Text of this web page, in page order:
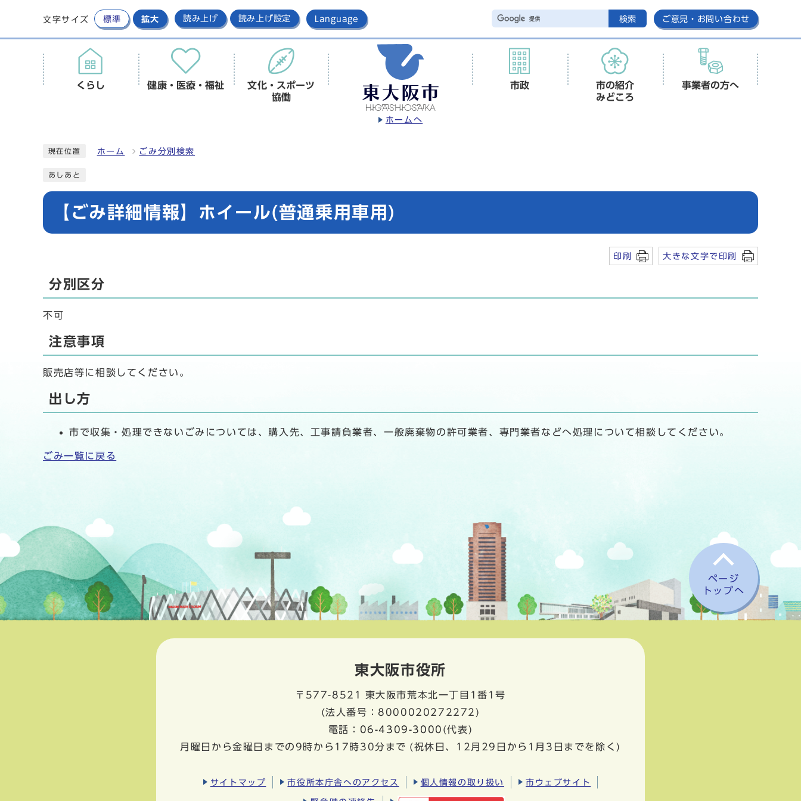
文字サイズ 標準 拡大 読み上げ 読み上げ設定 Language 検索 ご意見・お問い合わせ
ホームへ
くらし 健康・医療・福祉
文化・スポーツ
協働
市政
市の紹介
みどころ
事業者の方へ
現在位置 ホーム ごみ分別検索
あしあと
【ごみ詳細情報】ホイール(普通乗用車用)
印刷 大きな文字で印刷
分別区分
不可
注意事項
販売店等に相談してください。
出し方
市で収集・処理できないごみについては、購入先、工事請負業者、一般廃棄物の許可業者、専門業者などへ処理について相談してください。
ごみ一覧に戻る
ページ
トップへ
東大阪市役所
〒577-8521
東大阪市荒本北一丁目1番1号
(法人番号：8000020272272)
電話： 06-4309-3000 (代表)
月曜日から金曜日までの9時から17時30分まで (祝休日、12月29日から1月3日までを除く)
サイトマップ 市役所本庁舎へのアクセス 個人情報の取り扱い 市ウェブサイト